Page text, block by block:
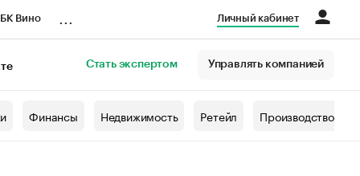
Вино Личный кабинет
Стать экспертом Управлять компанией
Финансы Недвижимость Ретейл Производство